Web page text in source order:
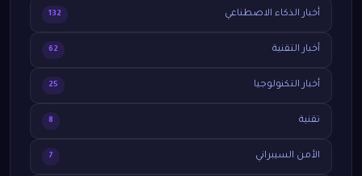
أخبار الذكاء الاصطناعي 132
أخبار التقنية 62
أخبار التكنولوجيا 25
تقنية 8
الأمن السيبراني 7